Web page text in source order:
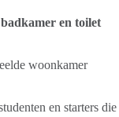
badkamer en toilet
woonkamer
en starters die